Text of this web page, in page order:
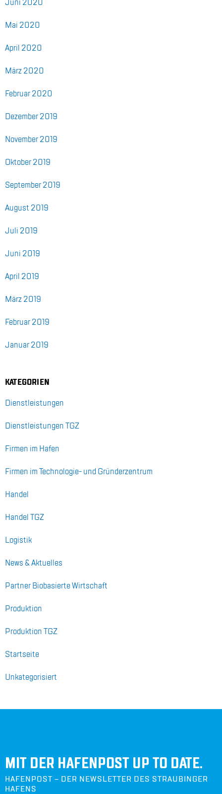
Juni 2020
Mai 2020
April 2020
März 2020
Fe­bru­ar 2020
De­zem­ber 2019
No­vem­ber 2019
Ok­to­ber 2019
Sep­tem­ber 2019
Au­gust 2019
Juli 2019
Juni 2019
April 2019
März 2019
Fe­bru­ar 2019
Ja­nu­ar 2019
KA­TE­GO­RI­EN
Dienst­leis­tun­gen
Dienst­leis­tun­gen TGZ
Fir­men im Ha­fen
Fir­men im Tech­no­lo­gie- und Grün­der­zen­trum
Han­del
Han­del TGZ
Lo­gis­tik
News & Ak­tu­el­les
Part­ner Bio­ba­sier­te Wirt­schaft
Pro­duk­ti­on
Pro­duk­ti­on TGZ
Start­sei­te
Unka­te­go­ri­siert
MIT DER HAFENPOST UP TO DATE.
HAFENPOST – DER NEWSLETTER DES STRAUBINGER
HAFENS